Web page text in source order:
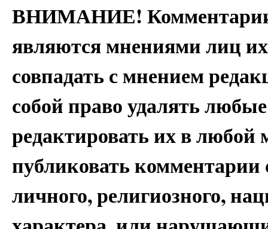
ВНИМАНИЕ! Комментарии
являются мнениями лиц
совпадать с мнением
собой право удалять
редактировать их в
публиковать
личного, религиозного,